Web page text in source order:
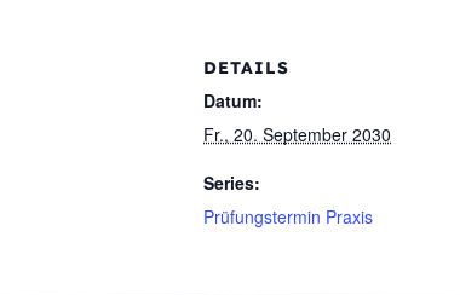
DETAILS
Datum:
Fr., 20. September 2030
Series:
Prüfungstermin Praxis